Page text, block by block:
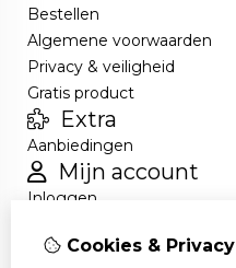
Bestellen
Algemene voorwaarden
Privacy & veiligheid
Gratis product
Extra
Aanbiedingen
Mijn account
Inloggen
Nieuwsbrief
Cookies & Privacy